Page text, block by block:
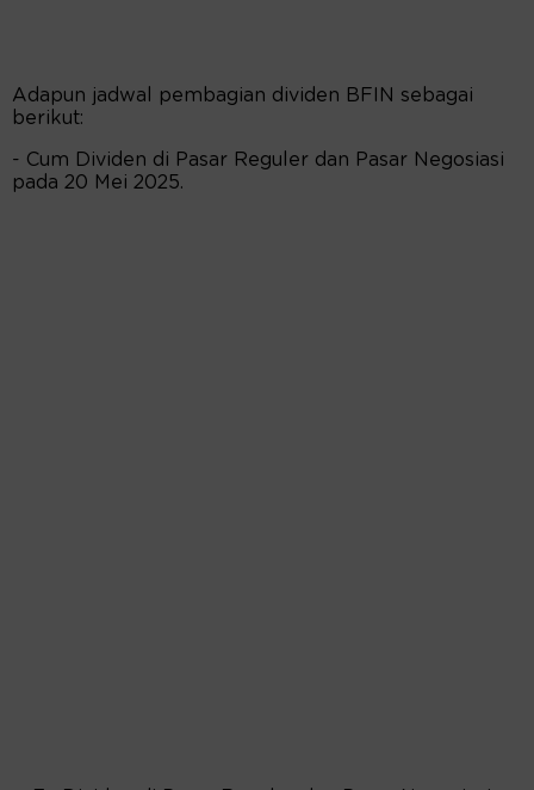
Adapun jadwal pembagian dividen BFIN sebagai
berikut:
- Cum Dividen di Pasar Reguler dan Pasar Negosiasi
pada 20 Mei 2025.